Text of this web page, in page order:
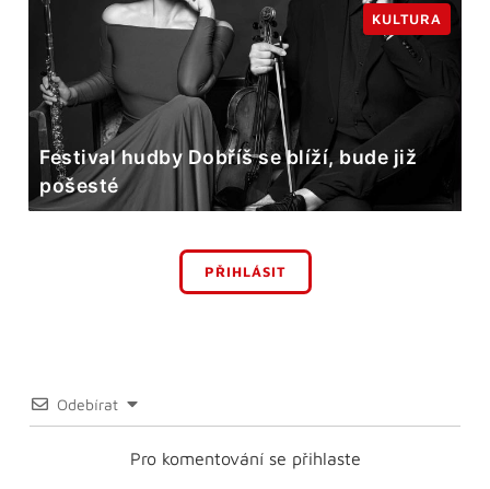
Festival hudby Dobříš se blíží, bude již
pošesté
KULTURA
PŘIHLÁSIT
Odebírat
Pro komentování se přihlaste